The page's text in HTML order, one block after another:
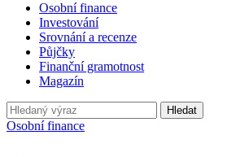
Osobní finance
Investování
Srovnání a recenze
Půjčky
Finanční gramotnost
Magazín
Hledat
Osobní finance